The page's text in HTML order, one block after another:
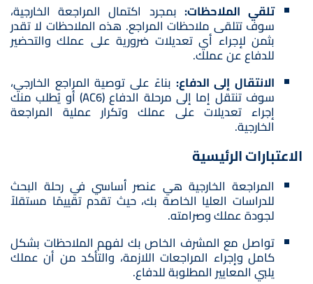
تلقي الملاحظات: بمجرد اكتمال المراجعة الخارجية،
سوف تتلقى ملاحظات المراجع. هذه الملاحظات لا تقدر
بثمن لإجراء أي تعديلات ضرورية على عملك والتحضير
للدفاع عن عملك.
الانتقال إلى الدفاع: بناءً على توصية المراجع الخارجي،
سوف تنتقل إما إلى مرحلة الدفاع (AC6) أو يُطلب منك
إجراء تعديلات على عملك وتكرار عملية المراجعة
الخارجية.
الاعتبارات الرئيسية
المراجعة الخارجية هي عنصر أساسي في رحلة البحث
للدراسات العليا الخاصة بك، حيث تقدم تقييمًا مستقلاً
لجودة عملك وصرامته.
تواصل مع المشرف الخاص بك لفهم الملاحظات بشكل
كامل وإجراء المراجعات اللازمة، والتأكد من أن عملك
يلبي المعايير المطلوبة للدفاع.